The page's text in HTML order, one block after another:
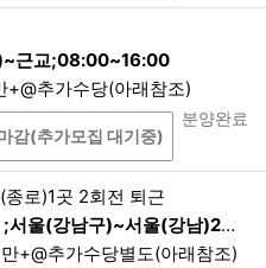
는 서울밝은세상안과(02-344
안과(051-805-1100)으로 요
시 즉시 폐기됩니다.
기 절차 및 방법
적이 달성되거나 보유기간
다. 파기절차 및 방법은 다음
여 해당 개인정보를 보존하
.
)~근교;08:00~16:00
추가수당(아래참조)
진행상태
분양완료
감(추가모집 대기중)
로)1곳 2회전 퇴근
곳,(종로)1곳 2회전 퇴근 ;08:00~16:00 2회전 퇴근
+@추가수당별도(아래참조)